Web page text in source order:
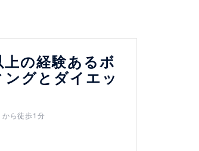
の経験あるボ
グとダイエッ
から徒歩1分